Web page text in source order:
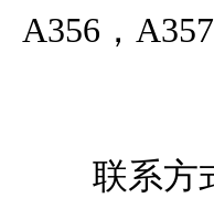
A356，
联系方